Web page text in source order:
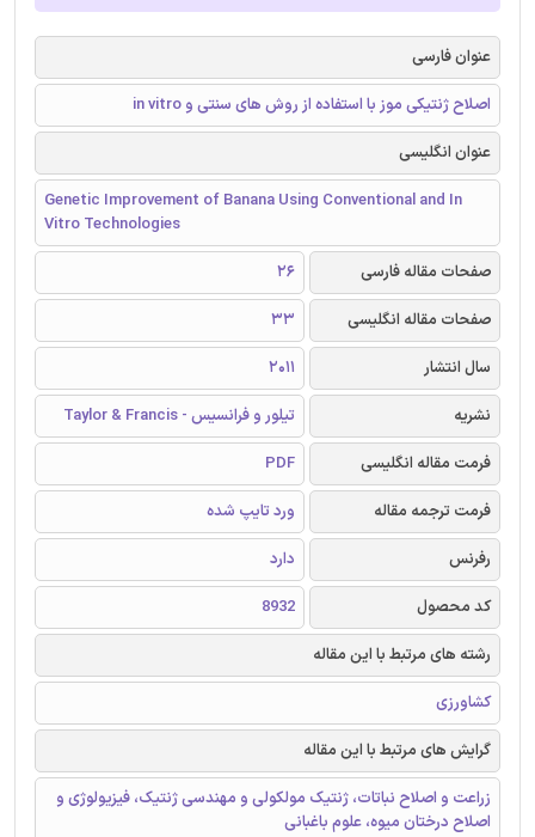
عنوان فارسی
اصلاح ژنتیکی موز با استفاده از روش های سنتی و in vitro
عنوان انگلیسی
Genetic Improvement of Banana Using Conventional and In
Vitro Technologies
صفحات مقاله فارسی
26
صفحات مقاله انگلیسی
33
سال انتشار
2011
نشریه
تیلور و فرانسیس - Taylor & Francis
فرمت مقاله انگلیسی
PDF
فرمت ترجمه مقاله
ورد تایپ شده
رفرنس
دارد
کد محصول
8932
رشته های مرتبط با این مقاله
کشاورزی
گرایش های مرتبط با این مقاله
زراعت و اصلاح نباتات، ژنتیک مولکولی و مهندسی ژنتیک، فیزیولوژی و
اصلاح درختان میوه، علوم باغبانی